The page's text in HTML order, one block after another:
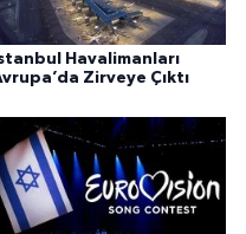
Havalimanları
Zirveye Çıktı